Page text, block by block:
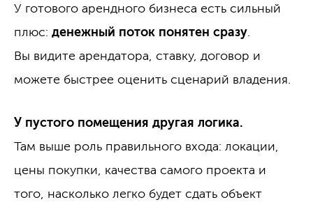
У готового арендного бизнеса есть сильный
плюс: денежный поток понятен сразу.
Вы видите арендатора, ставку, договор и
можете быстрее оценить сценарий владения.
У пустого помещения другая логика.
Там выше роль правильного входа: локации,
цены покупки, качества самого проекта и
того, насколько легко будет сдать объект